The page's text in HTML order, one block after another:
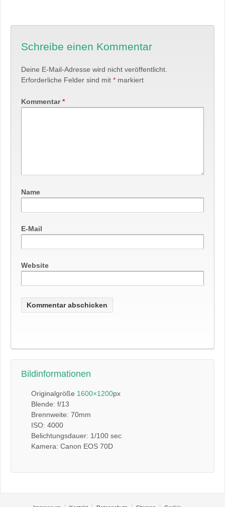
Schreibe einen Kommentar
Deine E-Mail-Adresse wird nicht veröffentlicht.
Erforderliche Felder sind mit * markiert
Kommentar*
Name
E-Mail
Website
Bildinformationen
Originalgröße 1600×1200px
Blende: f/13
Brennweite: 70mm
ISO: 4000
Belichtungsdauer: 1/100 sec
Kamera: Canon EOS 70D